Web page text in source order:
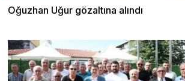
Oğuzhan Uğur gözaltına alındı